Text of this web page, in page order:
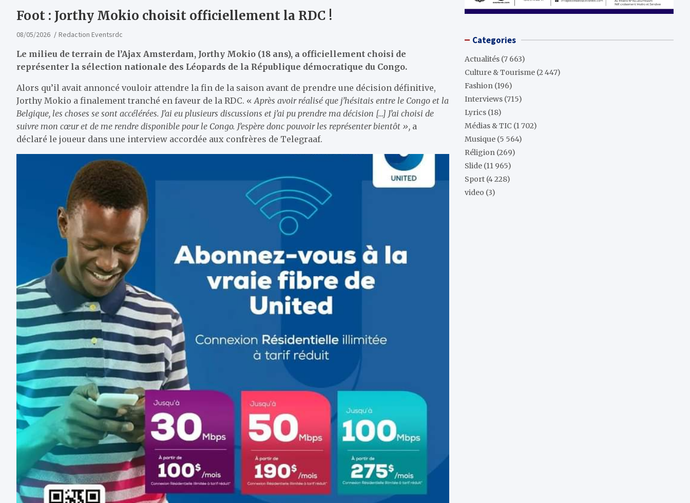
Foot : Jorthy Mokio choisit officiellement la RDC !
08/05/2026 Redaction Eventsrdc
Le milieu de terrain de l’Ajax Amsterdam, Jorthy Mokio (18 ans), a officiellement choisi de
représenter la sélection nationale des Léopards de la République démocratique du Congo.
Alors qu’il avait annoncé vouloir attendre la fin de la saison avant de prendre une décision définitive,
Jorthy Mokio a finalement tranché en faveur de la RDC. «Après avoir réalisé que j’hésitais entre le Congo et la
Belgique, les choses se sont accélérées. J’ai eu plusieurs discussions et j’ai pu prendre ma décision […] J’ai choisi de
suivre mon cœur et de me rendre disponible pour le Congo. J’espère donc pouvoir les représenter bientôt », a
déclaré le joueur dans une interview accordée aux confrères de Telegraaf.
Categories
Actualités (7 663)
Culture & Tourisme (2 447)
Fashion (196)
Interviews (715)
Lyrics (18)
Médias & TIC (1 702)
Musique (5 564)
Réligion (269)
Slide (11 965)
Sport (4 228)
video (3)